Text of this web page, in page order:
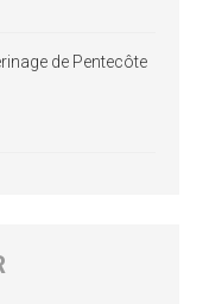
de Pentecôte